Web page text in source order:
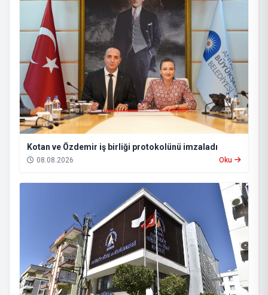
Kotan ve Özdemir iş birliği protokolünü imzaladı
08.08.2026 Oku